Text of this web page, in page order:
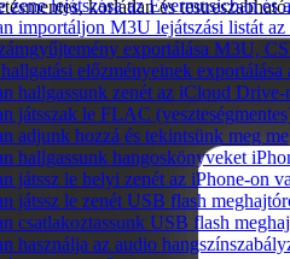
zene lejátszása az Evermusicban
importáljon M3U lejátszási listát az
exportálása M3U,
előzményeinek
hallgassunk zenét az iCloud
játsszak le FLAC
adjunk hozzá és tekintsünk meg
hallgassunk hangoskönyveket
játssz le helyi zenét az iPhone-on
játssz le zenét USB flash
csatlakoztassunk USB flash
használja az audio
korlátlan és testreszabható.